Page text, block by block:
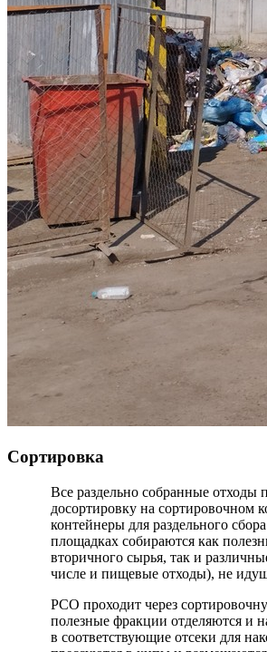
Сортировка
Все раздельно собранные отходы
досортировку на сортировочном
контейнеры для раздельного
площадках собираются как
вторичного сырья, так и
числе и пищевые отходы), не
РСО проходит через
полезные фракции отделяются и
в соответствующие отсеки для